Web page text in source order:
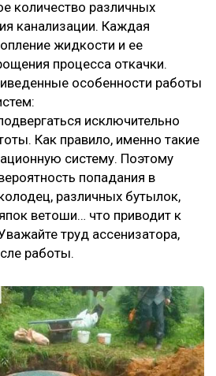
количество различных
канализации. Каждая
жидкости и ее
процесса откачки.
особенности работы
исключительно
Как правило, именно такие
систему. Поэтому
попадания в
различных бутылок,
ветоши… что приводит к
труд ассенизатора,
работы.